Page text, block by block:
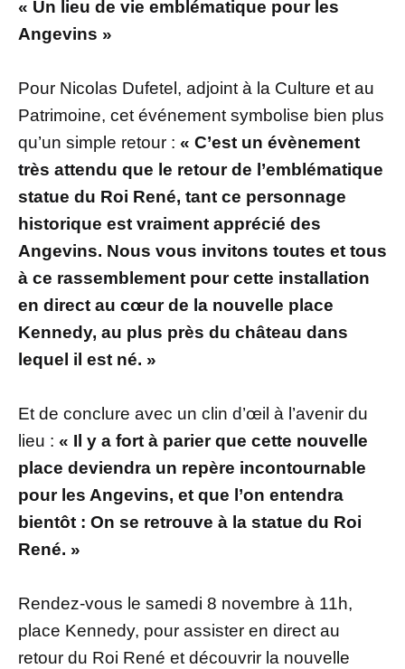
« Un lieu de vie emblématique pour les
Angevins »
Pour Nicolas Dufetel, adjoint à la Culture et au
Patrimoine, cet événement symbolise bien plus
qu’un simple retour : « C’est un évènement
très attendu que le retour de l’emblématique
statue du Roi René, tant ce personnage
historique est vraiment apprécié des
Angevins. Nous vous invitons toutes et tous
à ce rassemblement pour cette installation
en direct au cœur de la nouvelle place
Kennedy, au plus près du château dans
lequel il est né. »
Et de conclure avec un clin d’œil à l’avenir du
lieu : « Il y a fort à parier que cette nouvelle
place deviendra un repère incontournable
pour les Angevins, et que l’on entendra
bientôt : On se retrouve à la statue du Roi
René. »
Rendez-vous le samedi 8 novembre à 11h,
place Kennedy, pour assister en direct au
retour du Roi René et découvrir la nouvelle